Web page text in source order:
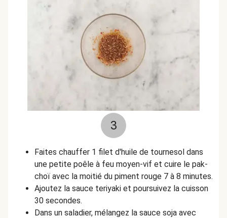
3
Faites chauffer 1 filet d'huile de tournesol dans
une petite poêle à feu moyen-vif et cuire le pak-
choï avec la moitié du piment rouge 7 à 8 minutes.
Ajoutez la sauce teriyaki et poursuivez la cuisson
30 secondes.
Dans un saladier, mélangez la sauce soja avec